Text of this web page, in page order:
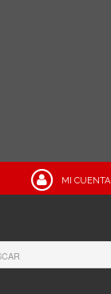
MI CUENTA